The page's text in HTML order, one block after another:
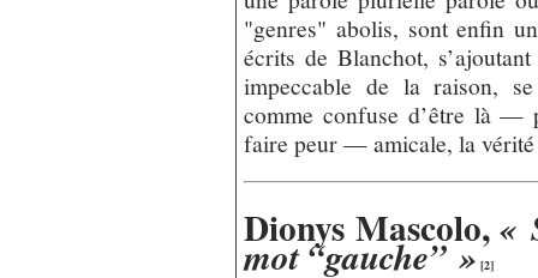
"genres" abolis, sont enfin
écrits de Blanchot,
impeccable de la raison,
comme confuse d’être là —
faire peur — amicale, la
Dionys Mascolo,«
mot “gauche” »[2]